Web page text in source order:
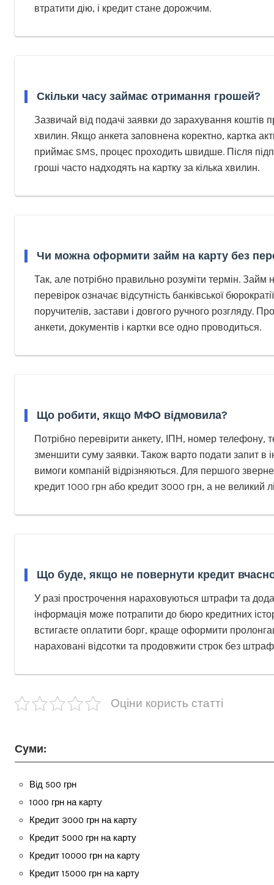
втратити дію, і кредит стане дорожчим.
Скільки часу займає отримання грошей?
Зазвичай від подачі заявки до зарахування коштів
хвилин. Якщо анкета заповнена коректно, картка
приймає SMS, процес проходить швидше. Після
гроші часто надходять на картку за кілька хвилин.
Чи можна оформити займ на карту без
Так, але потрібно правильно розуміти термін. Займ
перевірок означає відсутність банківської
поручителів, застави і довгого ручного розгляду.
анкети, документів і картки все одно проводиться.
Що робити, якщо МФО відмовила?
Потрібно перевірити анкету, ІПН, номер телефону,
зменшити суму заявки. Також варто подати запит в
вимоги компаній відрізняються. Для першого
кредит 1000 грн або кредит 3000 грн, а не великий
Що буде, якщо не повернути кредит
У разі прострочення нараховуються штрафи та
інформація може потрапити до бюро кредитних
встигаєте оплатити борг, краще оформити
нараховані відсотки та продовжити строк без
Оціни користь статті
Суми:
Від 500 грн
1000 грн на карту
Кредит 3000 грн на карту
Кредит 5000 грн на карту
Кредит 10000 грн на карту
Кредит 15000 грн на карту